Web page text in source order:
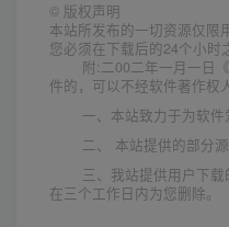
© 版权声明
本站所发布的一切资源仅限
您必须在下载后的24个小
附:二00二年一月一日
件的，可以不经软件著作权
一、本站致力于为软
二、 本站提供的部分
三、我站提供用户下
在三个工作日内为您删除。